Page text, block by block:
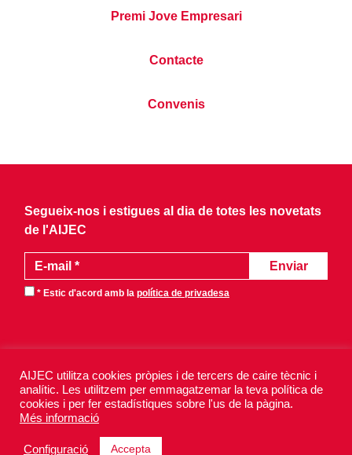
Premi Jove Empresari
Contacte
Convenis
Segueix-nos i estigues al dia de totes les novetats
de l'AIJEC
* Estic d'acord amb la política de privadesa
AIJEC 2026 - Tots els drets reservats.
Avís legal
Política de privadesa
AIJEC utilitza cookies pròpies i de tercers de caire tècnic i
analític. Les utilitzem per emmagatzemar la teva política de
cookies i per fer estadístiques sobre l'us de la pàgina.
Més informació
Configuració Accepta